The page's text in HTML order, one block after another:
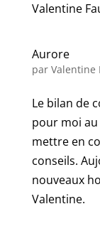
Valentine
Aurore
par Valentine
Le bilan de
pour moi
mettre en
conseils.
nouveaux
Valentine.